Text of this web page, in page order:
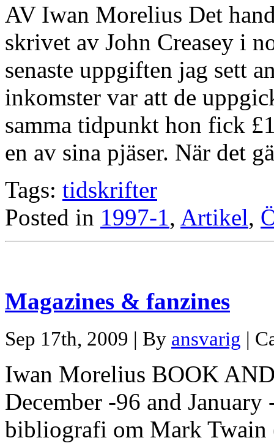
AV Iwan Morelius Det
skrivet av John Creasey i
senaste uppgiften jag sett
inkomster var att de
samma tidpunkt hon fick
en av sina pjäser. När det
Tags: tidskrifter
Posted in 1997-1 , Artikel,
Magazines & fanzines
Sep 17th, 2009 | By ansvarig |
Iwan Morelius BOOK
December -96 and
bibliografi om Mark Twain